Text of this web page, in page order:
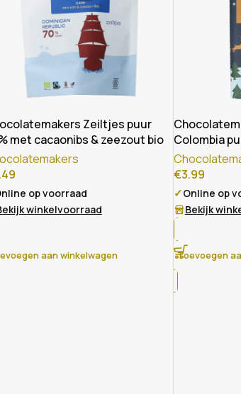
Zeiltjes puur
met cacaonibs & zeezout bio
op voorraad
winkelvoorraad
aan winkelwagen
Colombia
€3.99
✓Online op
Bekijk
Toevoegen